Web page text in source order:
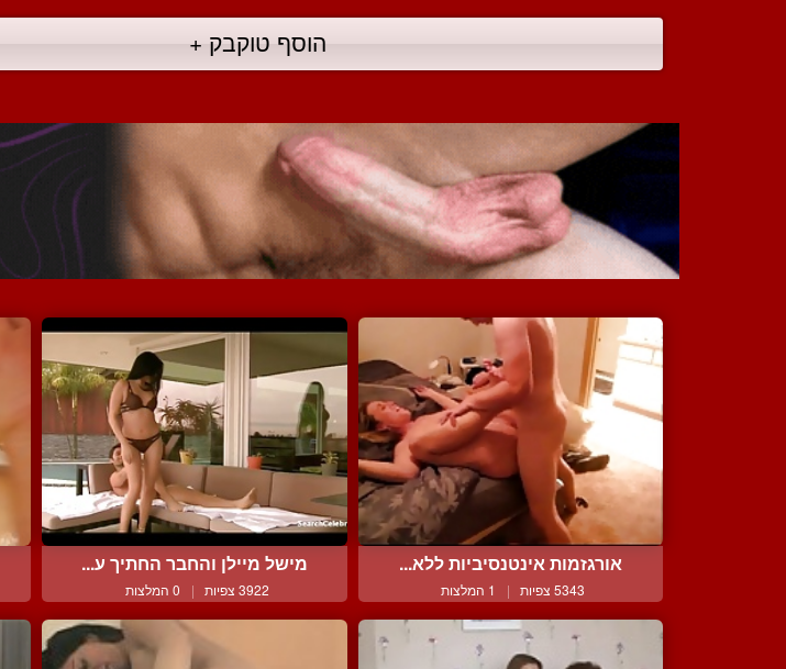
הוסף טוקבק +
אורגזמות אינטנסיביות ללא...
5343 צפיות | 1 המלצות
מישל מיילן והחבר החתיך ע...
3922 צפיות | 0 המלצות